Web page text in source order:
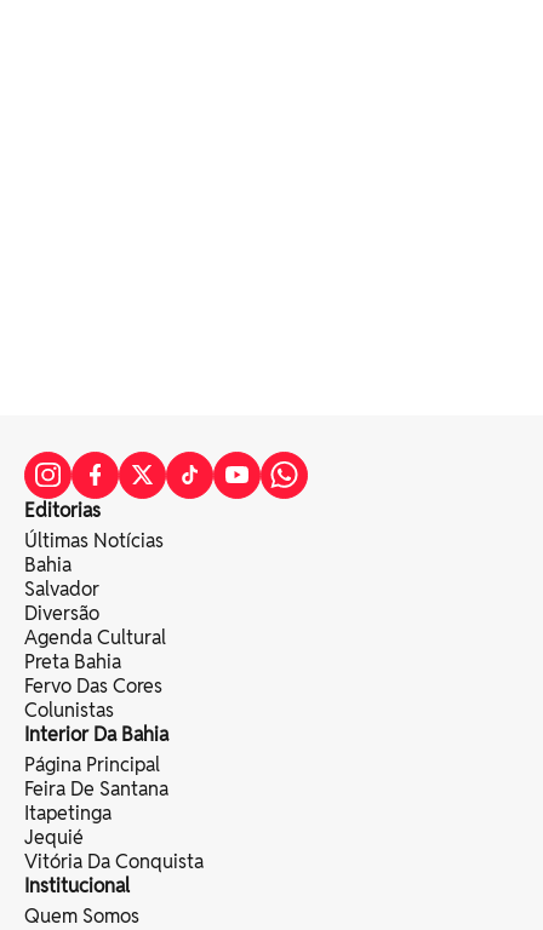
Editorias
Últimas Notícias
Bahia
Salvador
Diversão
Agenda Cultural
Preta Bahia
Fervo Das Cores
Colunistas
Interior Da Bahia
Página Principal
Feira De Santana
Itapetinga
Jequié
Vitória Da Conquista
Institucional
Quem Somos